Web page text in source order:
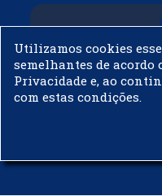
CNPE veda
Utilizamos cookies
semelhantes de acordo
Privacidade e, ao
com estas condições.